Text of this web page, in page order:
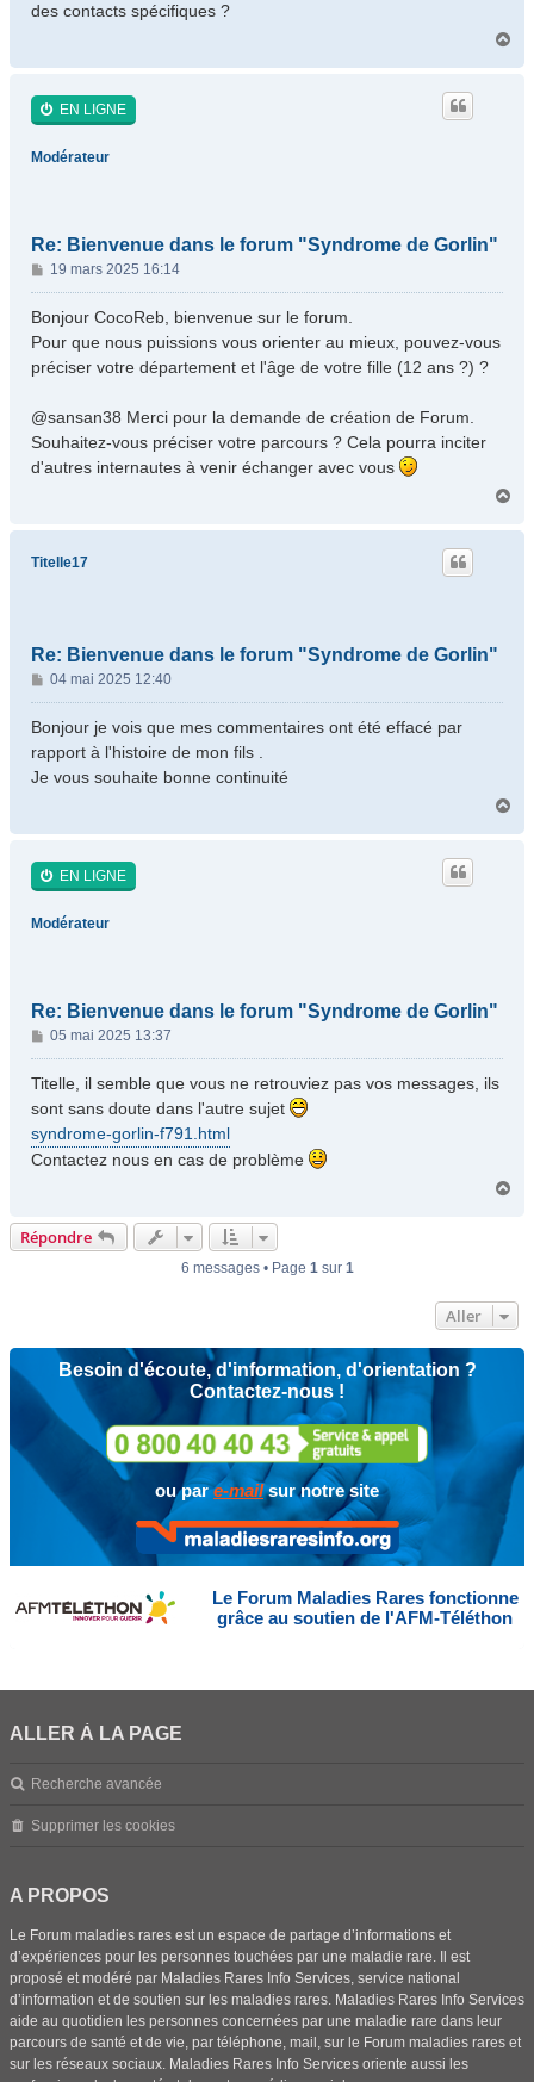
des contacts spécifiques ?
EN LIGNE
Modérateur
Re: Bienvenue dans le forum "Syndrome de Gorlin"
M
e
s
g
19 mars 2025 16:14
Bonjour CocoReb, bienvenue sur le forum.
Pour que nous puissions vous orienter au mieux, pouvez-vous
préciser votre département et l'âge de votre fille (12 ans ?) ?
@sansan38 Merci pour la demande de création de Forum.
Souhaitez-vous préciser votre parcours ? Cela pourra inciter
d'autres internautes à venir échanger avec vous
u
Titelle17
Re: Bienvenue dans le forum "Syndrome de Gorlin"
M
e
s
a
g
04 mai 2025 12:40
Bonjour je vois que mes commentaires ont été effacé par
rapport à l'histoire de mon fils .
Je vous souhaite bonne continuité
EN LIGNE
Modérateur
Re: Bienvenue dans le forum "Syndrome de Gorlin"
M
e
s
g
e
05 mai 2025 13:37
Titelle, il semble que vous ne retrouviez pas vos messages, ils
sont sans doute dans l'autre sujet
syndrome-gorlin-f791.html
Contactez nous en cas de problème
Répondre
6 messages • Page 1sur 1
Aller
Besoin d'écoute, d'information, d'orientation ?
Contactez-nous !
ou pare-mailsur notre site
Le Forum Maladies Rares fonctionne
grâce au soutien de l'AFM-Téléthon
ALLER À LA PAGE
Recherche avancée
Supprimer les cookies
A PROPOS
Le Forum maladies rares est un espace de partage d’informations et
d’expériences pour les personnes touchées par une maladie rare. Il est
proposé et modéré par Maladies Rares Info Services, service national
d’information et de soutien sur les maladies rares. Maladies Rares Info Services
aide au quotidien les personnes concernées par une maladie rare dans leur
parcours de santé et de vie, par téléphone, mail, sur le Forum maladies rares et
sur les réseaux sociaux. Maladies Rares Info Services oriente aussi les